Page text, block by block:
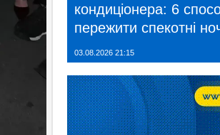
кондиціонера: 6
пережити спекотні
03.08.2026 21:15